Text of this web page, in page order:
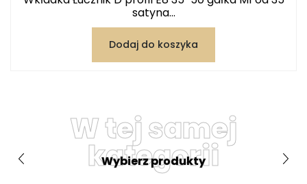
satyna...
Dodaj do koszyka
W tej samej
kategorii
Wybierz produkty